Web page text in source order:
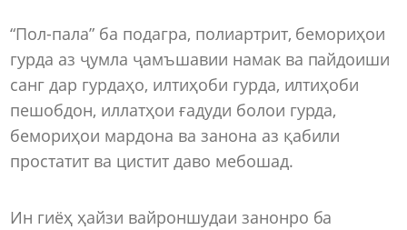
“Пол-пала” ба подагра, полиартрит, бемориҳои
гурда аз ҷумла ҷамъшавии намак ва пайдоиши
санг дар гурдаҳо, илтиҳоби гурда, илтиҳоби
пешобдон, иллатҳои ғадуди болои гурда,
бемориҳои мардона ва занона аз қабили
простатит ва цистит даво мебошад.
Ин гиёҳ ҳайзи вайроншудаи занонро ба